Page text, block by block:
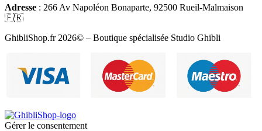
Adresse : 266 Av Napoléon Bonaparte, 92500 Rueil-Malmaison
🇫🇷
GhibliShop.fr 2026© – Boutique spécialisée Studio Ghibli
Gérer le consentement